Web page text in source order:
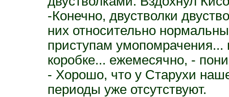
-Конечно, двустволки
них относительно
приступам умопомрачения...
коробке... ежемесячно, -
- Хорошо, что у Старухи
периоды уже отсутствуют.